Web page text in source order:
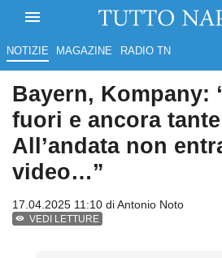
NOTIZIE MAGAZINE RADIO TN
Bayern, Kompany:
fuori e ancora
All’andata non
video…”
17.04.2025 11:10 diAntonio Noto
VEDI LETTURE